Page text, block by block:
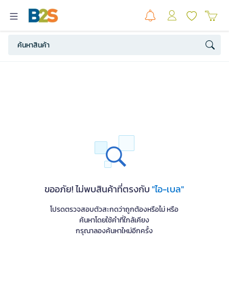
ขออภัย! ไม่พบสินค้าที่ตรงกับ"ไอ-เบล"
โปรดตรวจสอบตัวสะกดว่าถูกต้องหรือไม่ หรือ
ค้นหาโดยใช้คำที่ใกล้เคียง
กรุณาลองค้นหาใหม่อีกครั้ง